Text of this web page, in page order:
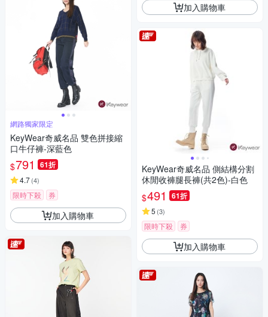
網路獨家限定
KeyWear奇威名品 雙色拼接縮
口牛仔褲-深藍色
$791 61折
4.7(4)
限時下殺 券
加入購物車
加入購物車
KeyWear奇威名品 側結構分割
休閒收褲腿長褲(共2色)-白色
$491 61折
5 (3)
限時下殺 券
加入購物車